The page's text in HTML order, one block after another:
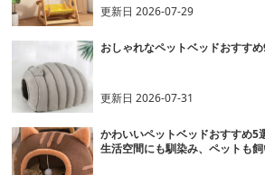
更新日2026-07-29
おしゃれなペットベッドおすす
更新日2026-07-31
かわいいペットベッドおすすめ5
生活空間にも馴染み、ペットも